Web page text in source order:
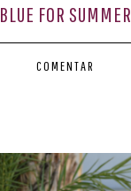
BLUE FOR SUMMER
COMENTAR